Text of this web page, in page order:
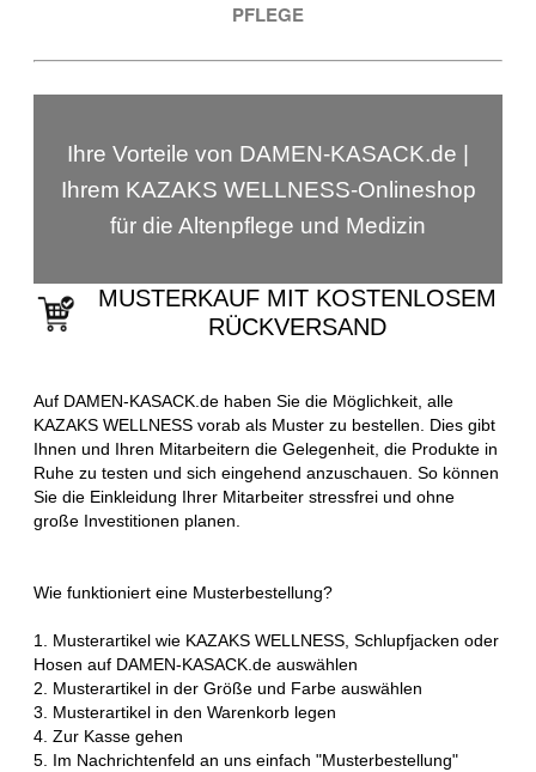
PFLEGE
Ihre Vorteile von DAMEN-KASACK.de |
Ihrem KAZAKS WELLNESS-Onlineshop
für die Altenpflege und Medizin
MUSTERKAUF MIT KOSTENLOSEM
RÜCKVERSAND
Auf DAMEN-KASACK.de haben Sie die Möglichkeit, alle
KAZAKS WELLNESS vorab als Muster zu bestellen. Dies gibt
Ihnen und Ihren Mitarbeitern die Gelegenheit, die Produkte in
Ruhe zu testen und sich eingehend anzuschauen. So können
Sie die Einkleidung Ihrer Mitarbeiter stressfrei und ohne
große Investitionen planen.
Wie funktioniert eine Musterbestellung?
1. Musterartikel wie KAZAKS WELLNESS, Schlupfjacken oder
Hosen auf DAMEN-KASACK.de auswählen
2. Musterartikel in der Größe und Farbe auswählen
3. Musterartikel in den Warenkorb legen
4. Zur Kasse gehen
5. Im Nachrichtenfeld an uns einfach "Musterbestellung"